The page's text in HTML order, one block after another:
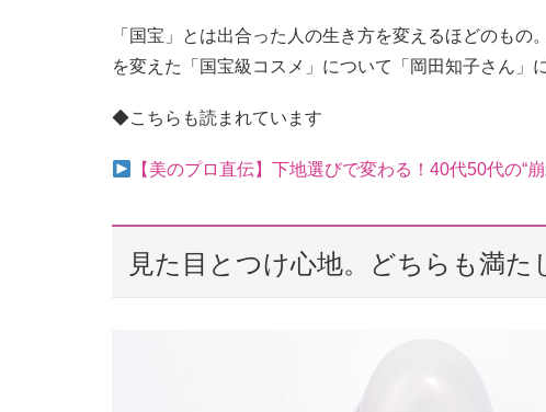
「国宝」とは出合った人の生き方を変えるほどのも
を変えた「国宝級コスメ」について「岡田知子さん」
◆こちらも読まれています
【美のプロ直伝】下地選びで変わる！40代50代の“
見た目とつけ心地。どちらも満た